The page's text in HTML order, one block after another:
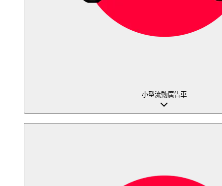
小型流動廣告車